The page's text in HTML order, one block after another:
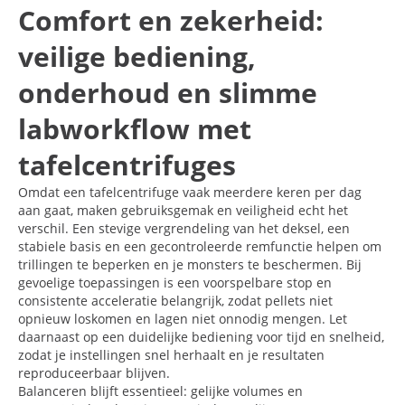
Comfort en zekerheid:
veilige bediening,
onderhoud en slimme
labworkflow met
tafelcentrifuges
Omdat een tafelcentrifuge vaak meerdere keren per dag
aan gaat, maken gebruiksgemak en veiligheid echt het
verschil. Een stevige vergrendeling van het deksel, een
stabiele basis en een gecontroleerde remfunctie helpen om
trillingen te beperken en je monsters te beschermen. Bij
gevoelige toepassingen is een voorspelbare stop en
consistente acceleratie belangrijk, zodat pellets niet
opnieuw loskomen en lagen niet onnodig mengen. Let
daarnaast op een duidelijke bediening voor tijd en snelheid,
zodat je instellingen snel herhaalt en je resultaten
reproduceerbaar blijven.
Balanceren blijft essentieel: gelijke volumes en